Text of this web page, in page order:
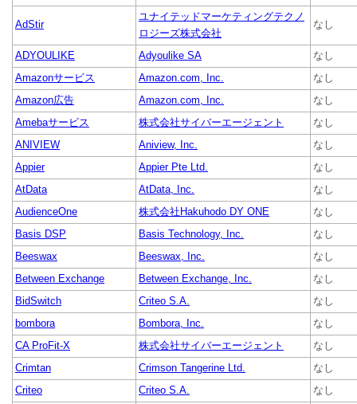
AdStir
ユナイテッドマーケティングテクノ
ロジーズ株式会社
なし
ADYOULIKE Adyoulike SA
なし
Amazonサービス
Amazon.com, Inc.
なし
Amazon広告
Amazon.com, Inc.
なし
Amebaサービス
株式会社サイバーエージェント
なし
ANIVIEW
Aniview, Inc.
なし
Appier
Appier Pte Ltd.
なし
AtData
AtData, Inc.
なし
AudienceOne
株式会社Hakuhodo DY ONE
なし
Basis DSP
Basis Technology, Inc.
なし
Beeswax
Beeswax, Inc.
なし
Between Exchange
Between Exchange, Inc.
なし
BidSwitch
Criteo S.A.
なし
bombora
Bombora, Inc.
なし
CA ProFit-X
株式会社サイバーエージェント
なし
Crimtan
Crimson Tangerine Ltd.
なし
Criteo
Criteo S.A.
なし